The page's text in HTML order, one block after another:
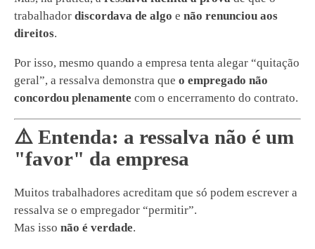
trabalhador discordava de algo e não renunciou aos
direitos.
Por isso, mesmo quando a empresa tenta alegar “quitação
geral”, a ressalva demonstra que o empregado não
concordou plenamente com o encerramento do contrato.
⚠️ Entenda: a ressalva não é um
"favor" da empresa
Muitos trabalhadores acreditam que só podem escrever a
ressalva se o empregador “permitir”.
Mas isso não é verdade.